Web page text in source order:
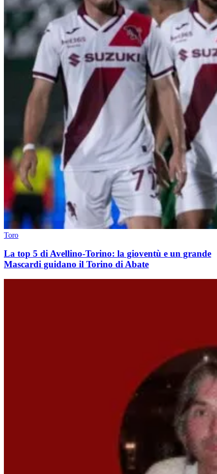
Toro
La top 5 di Avellino-Torino: la gioventù e un grande
Mascardi guidano il Torino di Abate